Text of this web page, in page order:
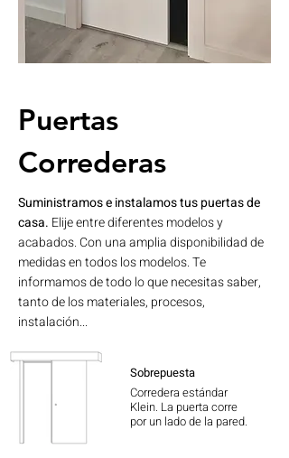
Puertas
Correderas
Suministramos e instalamos tus puertas de
casa. ​​Elije entre diferentes modelos y
acabados. Con una amplia disponibilidad de
medidas en todos los modelos. Te
informamos de todo lo que necesitas saber,
tanto de los materiales, procesos,
instalación...
Sobrepuesta
Corredera estándar
Klein. La puerta corre
por un lado de la pared.